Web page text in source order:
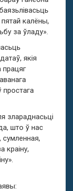
калёны,
за ўладу».
якія
працяг
простага
злараднасьці
што ў нас
сумленная,
краіну,